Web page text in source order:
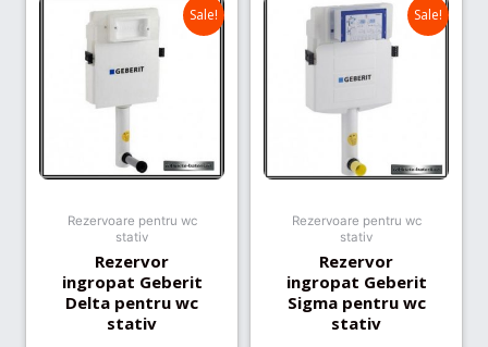
Sale!
Rezervoare pentru wc
stativ
Rezervor
ingropat Geberit
Delta pentru wc
stativ
Sale!
Rezervoare pentru wc
stativ
Rezervor
ingropat Geberit
Sigma pentru wc
stativ